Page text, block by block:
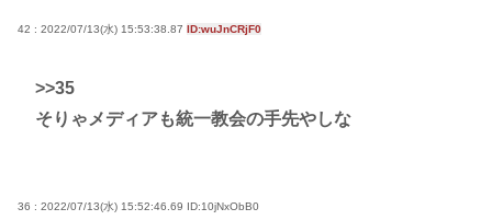
42 : 2022/07/13(水) 15:53:38.87 ID:wuJnCRjF0
>>35
そりゃメディアも統一教会の手先やしな
36 : 2022/07/13(水) 15:52:46.69 ID:10jNxObB0